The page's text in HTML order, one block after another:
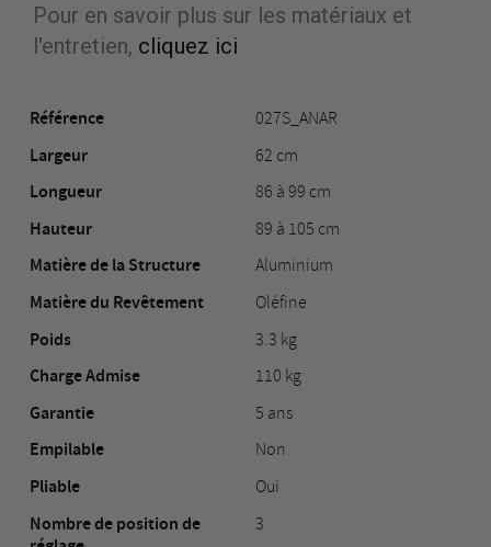
Pour en savoir plus sur les matériaux et
l'entretien, cliquez ici
Référence 027S_ANAR
Largeur 62 cm
Longueur 86 à 99 cm
Hauteur 89 à 105 cm
Matière de la Structure Aluminium
Matière du Revêtement Oléfine
Poids 3.3 kg
Charge Admise 110 kg
Garantie 5 ans
Empilable Non
Pliable Oui
Nombre de position de
3